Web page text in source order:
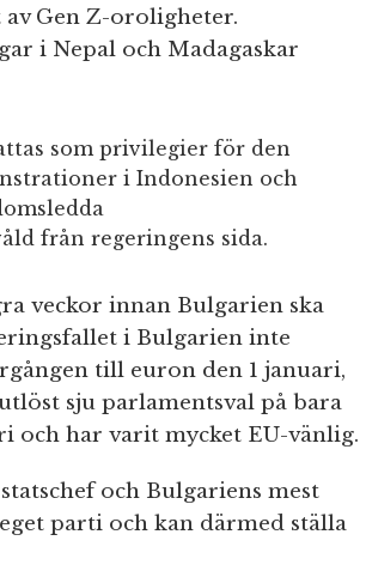
Gen Z-oroligheter.
i Nepal och Madagaskar
som privilegier för den
i Indonesien och
från regeringens sida.
veckor innan Bulgarien ska
i Bulgarien inte
till euron den 1 januari,
sju parlamentsval på bara
och har varit mycket EU-vänlig.
och Bulgariens mest
parti och kan därmed ställa